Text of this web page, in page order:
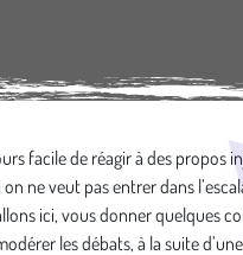
facile de réagir à des propos
ne veut pas entrer dans
ici, vous donner quelques
les débats, à la suite d’une